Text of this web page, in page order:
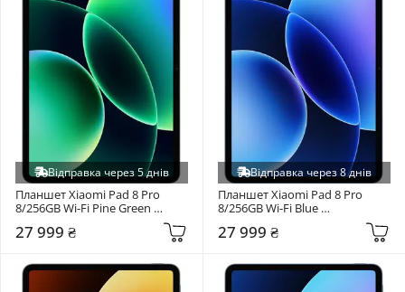
Відправка через 5 днів
Планшет Xiaomi Pad 8 Pro
8/256GB Wi-Fi Pine Green
27 999 ₴
Відправка через 8 днів
Планшет Xiaomi Pad 8 Pro
8/256GB Wi-Fi Blue
27 999 ₴